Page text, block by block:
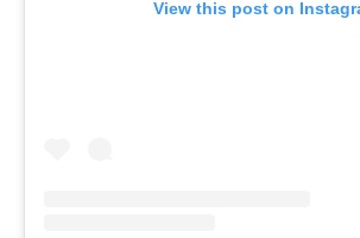
View this post on